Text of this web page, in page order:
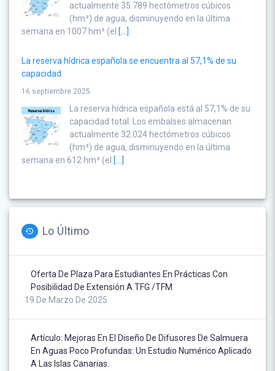
actualmente 35.789 hectómetros cúbicos
(hm³) de agua, disminuyendo en la última
semana en 1007 hm³ (el [...]
La reserva hídrica española se encuentra al 57,1% de su
capacidad
16 septiembre 2025
La reserva hídrica española está al 57,1% de su
capacidad total. Los embalses almacenan
actualmente 32.024 hectómetros cúbicos
(hm³) de agua, disminuyendo en la última
semana en 612 hm³ (el [...]
Lo Último
Oferta De Plaza Para Estudiantes En Prácticas Con
Posibilidad De Extensión A TFG /TFM
19 De Marzo De 2025
Artículo: Mejoras En El Diseño De Difusores De Salmuera
En Aguas Poco Profundas: Un Estudio Numérico Aplicado
A Las Islas Canarias.